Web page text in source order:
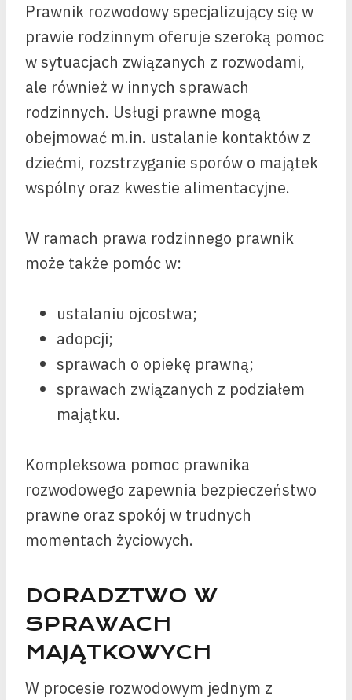
Prawnik rozwodowy specjalizujący się w
prawie rodzinnym oferuje szeroką pomoc
w sytuacjach związanych z rozwodami,
ale również w innych sprawach
rodzinnych. Usługi prawne mogą
obejmować m.in. ustalanie kontaktów z
dziećmi, rozstrzyganie sporów o majątek
wspólny oraz kwestie alimentacyjne.
W ramach prawa rodzinnego prawnik
może także pomóc w:
ustalaniu ojcostwa;
adopcji;
sprawach o opiekę prawną;
sprawach związanych z podziałem
majątku.
Kompleksowa pomoc prawnika
rozwodowego zapewnia bezpieczeństwo
prawne oraz spokój w trudnych
momentach życiowych.
DORADZTWO W
SPRAWACH
MAJĄTKOWYCH
W procesie rozwodowym jednym z